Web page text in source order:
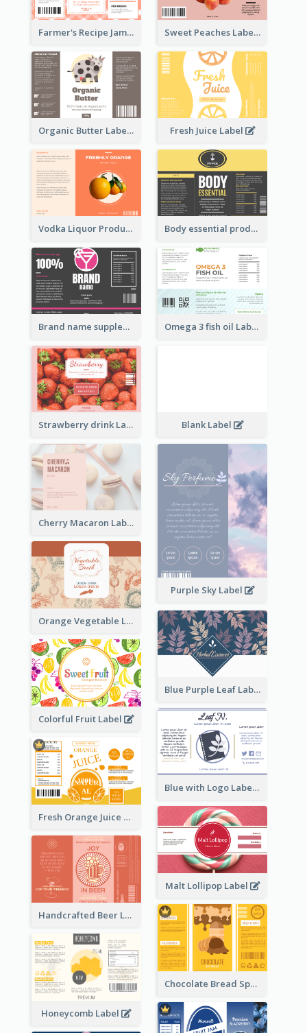
Farmer's Recipe Jam Label Sweet Peaches Label
Organic Butter Label Fresh Juice Label
Vodka Liquor Product Label Body essential product label
Brand name supplement Label Omega 3 fish oil Label
Strawberry drink Label Blank Label
Cherry Macaron Label
Purple Sky Label
Orange Vegetable Label
Blue Purple Leaf Label
Colorful Fruit Label
Blue with Logo Label
Fresh Orange Juice Label
Malt Lollipop Label
Handcrafted Beer Label
Chocolate Bread Spread Label
Honeycomb Label